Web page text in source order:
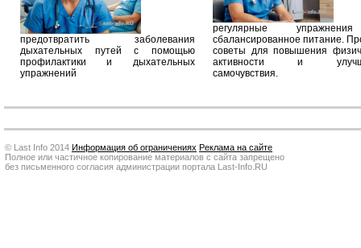
предотвратить заболевания
дыхательных путей с помощью
профилактики и дыхательных
упражнений
регулярные
сбалансированное питание.
советы для повышения
активности и
самочувствия.
© Last Info 2014 Информация об ограничениях Реклама на сайте
Полное или частичное копирование материалов с сайта запрещено
без письменного согласия администрации портала Last-Info.RU